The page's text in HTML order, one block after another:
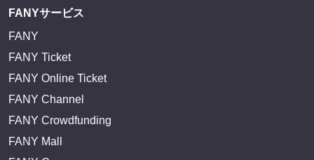
FANYサービス
FANY
FANY Ticket
FANY Online Ticket
FANY Channel
FANY Crowdfunding
FANY Mall